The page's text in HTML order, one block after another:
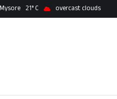
Mysore 21 overcast clouds